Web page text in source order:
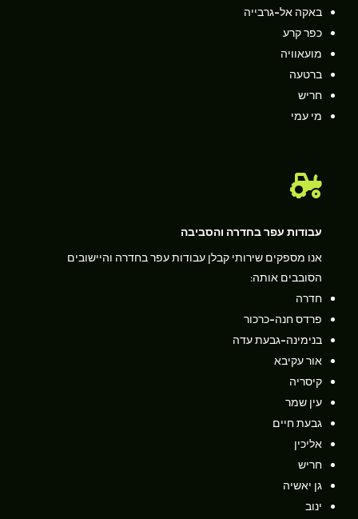
באקה אל-גרבייה
כפר קרע
מועאוויה
ברטעה
חריש
מי עמי

עבודות עפר בחדרה והסביבה
אנו מספקים שירותי קבלן עבודות עפר בחדרה והיישובים
הסובבים אותה:
חדרה
פרדס חנה-כרכור
בנימינה-גבעת עדה
אור עקיבא
קיסריה
עין שמר
גבעת חיים
אליכין
חריש
גן יאשיה
ינוב